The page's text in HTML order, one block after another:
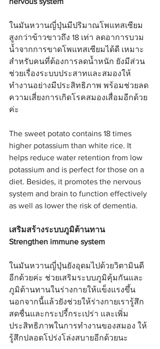
ในมันหวานญี่ปุ่นมีปริมาณโพแทสเซียม
สูงกว่าข้าวขาวถึง 18 เท่า ลดอาการบวม
น้ำจากการขาดโพแทสเซียมได้ดี เหมาะ
สำหรับคนที่ต้องการลดน้ำหนัก ยังมีส่วน
ช่วยเรื่องระบบประสาทและสมองให้
ทำงานอย่างมีประสิทธิภาพ พร้อมช่วยลด
ความเสี่ยงการเกิดโรคสมองเสื่อมอีกด้วย
ค่ะ
The sweet potato contains 18 times
higher potassium than white rice. It
helps reduce water retention from low
potassium and is perfect for those on a
diet. Besides, it promotes the nervous
system and brain to function effectively
as well as lower the risk of dementia.
เสริมสร้างระบบภูมิต้านทาน
Strengthen immune system
ในมันหวานญี่ปุ่นยังอุดมไปด้วยวิตามินดี
อีกด้วยค่ะ ช่วยเสริมระบบภูมิคุ้มกันและ
ภูมิต้านทานในร่างกายให้แข็งแรงขึ้น
นอกจากนี้แล้วยังช่วยให้ร่างกายเรารู้สึก
สดชื่นและกระปรี้กระเปร่า และเพิ่ม
ประสิทธิภาพในการทำงานของสมอง ให้
รู้สึกปลอดโปร่งโล่งสบายอีกด้วยนะ